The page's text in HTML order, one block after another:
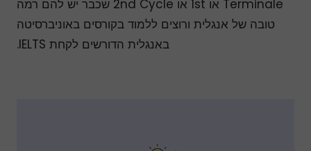
Terminale או 1st או 2nd Cycle שכבר יש להם רמה
טובה של אנגלית ורוצים ללמוד בקורסים באוניברסיטה
באנגלית הדורשים לקחת IELTS.